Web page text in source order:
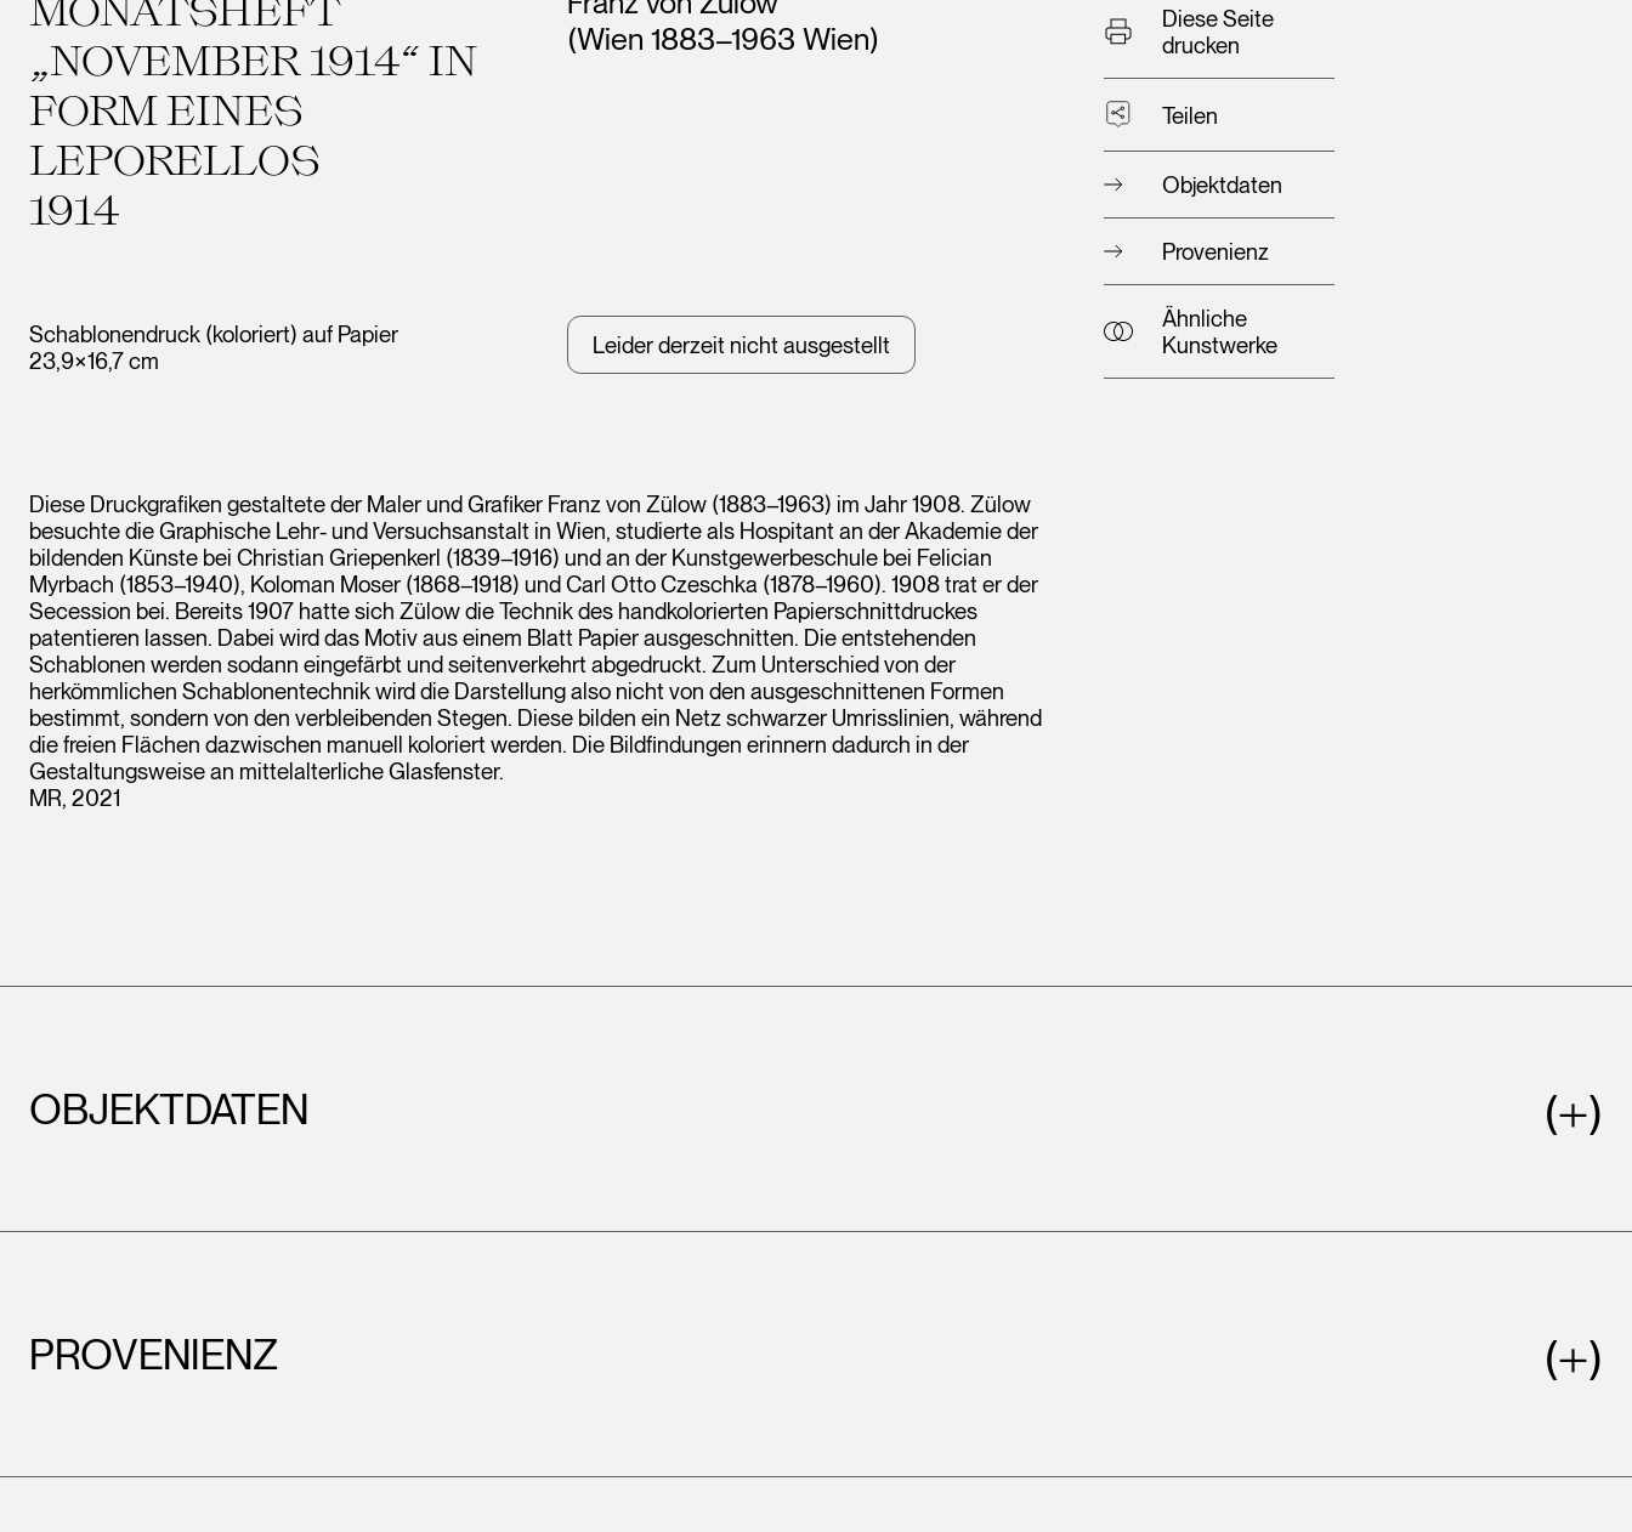
„NOVEMBER 1914“ IN
FORM EINES
LEPORELLOS
1914
Schablonendruck (koloriert) auf Papier
23,9×16,7 cm
(Wien 1883–1963 Wien)
Leider derzeit nicht ausgestellt
Diese Seite
drucken
Teilen
Objektdaten
Provenienz
Ähnliche
Kunstwerke
Diese Druckgrafiken gestaltete der Maler und Grafiker Franz von Zülow (1883–1963) im Jahr 1908. Zülow
besuchte die Graphische Lehr- und Versuchsanstalt in Wien, studierte als Hospitant an der Akademie der
bildenden Künste bei Christian Griepenkerl (1839–1916) und an der Kunstgewerbeschule bei Felician
Myrbach (1853–1940), Koloman Moser (1868–1918) und Carl Otto Czeschka (1878–1960). 1908 trat er der
Secession bei. Bereits 1907 hatte sich Zülow die Technik des handkolorierten Papierschnittdruckes
patentieren lassen. Dabei wird das Motiv aus einem Blatt Papier ausgeschnitten. Die entstehenden
Schablonen werden sodann eingefärbt und seitenverkehrt abgedruckt. Zum Unterschied von der
herkömmlichen Schablonentechnik wird die Darstellung also nicht von den ausgeschnittenen Formen
bestimmt, sondern von den verbleibenden Stegen. Diese bilden ein Netz schwarzer Umrisslinien, während
die freien Flächen dazwischen manuell koloriert werden. Die Bildfindungen erinnern dadurch in der
Gestaltungsweise an mittelalterliche Glasfenster.
MR, 2021
OBJEKTDATEN
PROVENIENZ